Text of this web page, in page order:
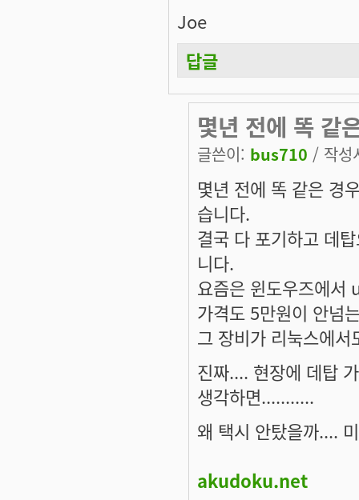
Joe
답글
몇년 전에 똑 같
글쓴이: bus710 / 작성
몇년 전에 똑 같은 경
습니다.
결국 다 포기하고 데
니다.
요즘은 윈도우즈에서
가격도 5만원이 안넘
그 장비가 리눅스에
진짜.... 현장에 데탑
생각하면...........
왜 택시 안탔을까....
akudoku.net